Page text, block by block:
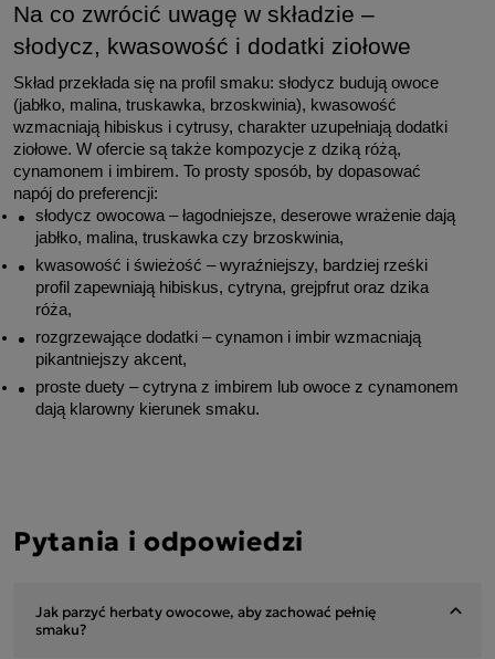
Na co zwrócić uwagę w składzie –
słodycz, kwasowość i dodatki ziołowe
Skład przekłada się na profil smaku: słodycz budują owoce
(jabłko, malina, truskawka, brzoskwinia), kwasowość
wzmacniają hibiskus i cytrusy, charakter uzupełniają dodatki
ziołowe. W ofercie są także kompozycje z dziką różą,
cynamonem i imbirem. To prosty sposób, by dopasować
napój do preferencji:
słodycz owocowa – łagodniejsze, deserowe wrażenie dają
jabłko, malina, truskawka czy brzoskwinia,
kwasowość i świeżość – wyraźniejszy, bardziej rześki
profil zapewniają hibiskus, cytryna, grejpfrut oraz dzika
róża,
rozgrzewające dodatki – cynamon i imbir wzmacniają
pikantniejszy akcent,
proste duety – cytryna z imbirem lub owoce z cynamonem
dają klarowny kierunek smaku.
Pytania i odpowiedzi
Jak parzyć herbaty owocowe, aby zachować pełnię
smaku?